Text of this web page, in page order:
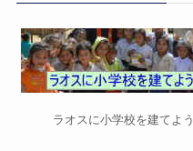
ラオスに小学校を建てよう